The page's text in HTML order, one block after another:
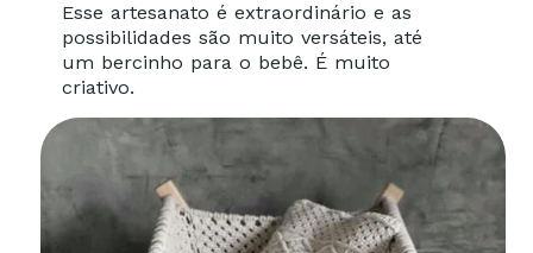
Esse artesanato é extraordinário e as
possibilidades são muito versáteis, até
um bercinho para o bebê. É muito
criativo.